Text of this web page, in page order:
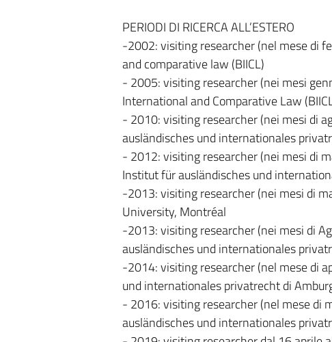
PERIODI DI RICERCA ALL’ESTERO
-2002: visiting researcher (nel mese di
and comparative law (BIICL)
- 2005: visiting researcher (nei mesi
International and Comparative Law
- 2010: visiting researcher (nei mesi di
ausländisches und internationales
- 2012: visiting researcher (nei mesi di
Institut für ausländisches und
-2013: visiting researcher (nei mesi di
University, Montréal
-2013: visiting researcher (nei mesi di
ausländisches und internationales
-2014: visiting researcher (nel mese di
und internationales privatrecht di
- 2016: visiting researcher (nel mese di
ausländisches und internationales